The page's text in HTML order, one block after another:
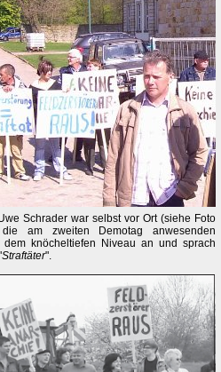
Schrader war selbst vor Ort (siehe Foto
am zweiten Demotag anwesenden
knöcheltiefen Niveau an und sprach
Straftäter".